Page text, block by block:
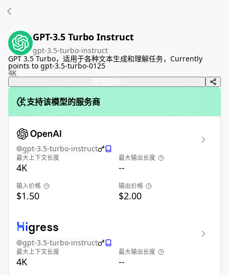
GPT-3.5 Turbo Instruct
gpt-3.5-turbo-instruct
GPT 3.5 Turbo，适用于各种文本生成和理解任务，Currently
points to gpt-3.5-turbo-0125
4K
支持该模型的服务商
gpt-3.5-turbo-instruct
最大上下文长度
4K
最大输出长度
--
输入价格
$1.50
输出价格
$2.00
gpt-3.5-turbo-instruct
最大上下文长度
4K
最大输出长度
--